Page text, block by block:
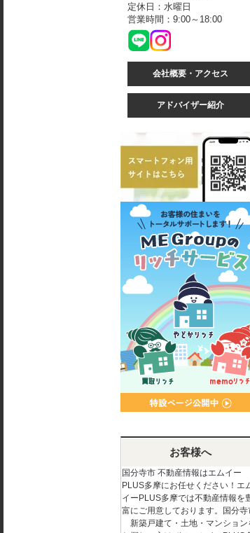
定休日：水曜日
営業時間：9:00～18:00
会社概要・アクセス
アドバイザー紹介
お客様へ
国分寺市 不動産情報はエムイー
PLUS多摩にお任せください！エ
イーPLUS多摩では不動産情報を
富にご用意しております。国分寺
新築戸建て・土地・マンション